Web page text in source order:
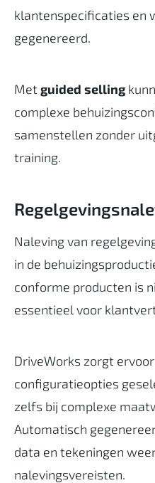
klantenspecificaties en
gegenereerd.
Metguided selling
complexe
samenstellen zonder
training.
Naleving van
in de
conforme producten is
essentieel voor
DriveWorks zorgt
configuratieopties
zelfs bij complexe
Automatisch
data en tekeningen
nalevingsvereisten.